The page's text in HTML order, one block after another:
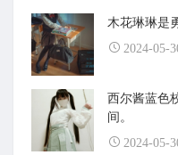
木花琳琳是
2024-05-
西尔酱蓝色
间。
2024-05-